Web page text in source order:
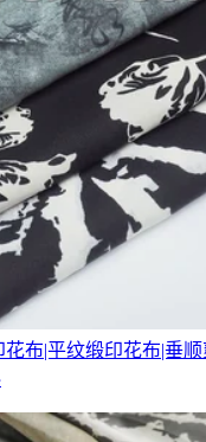
花布|平纹缎印花布|垂